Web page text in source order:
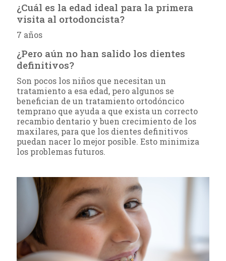
¿Cuál es la edad ideal para la primera
visita al ortodoncista?
7 años
¿Pero aún no han salido los dientes
definitivos?
Son pocos los niños que necesitan un
tratamiento a esa edad, pero algunos se
benefician de un tratamiento ortodóncico
temprano que ayuda a que exista un correcto
recambio dentario y buen crecimiento de los
maxilares, para que los dientes definitivos
puedan nacer lo mejor posible. Esto minimiza
los problemas futuros.